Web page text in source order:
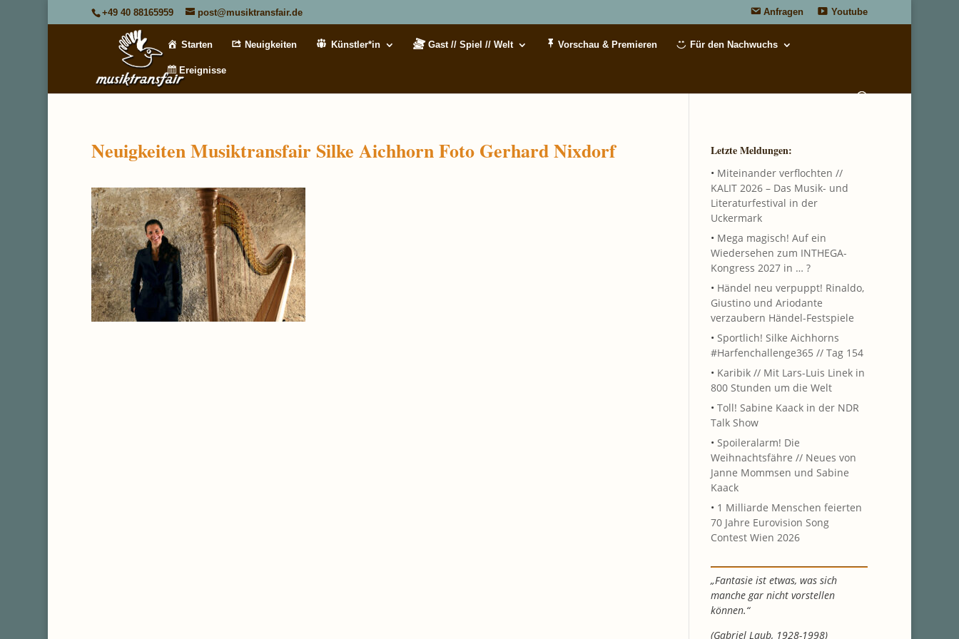
+49 40 88165959 post@musiktransfair.de Anfragen Youtube
Starten Neuigkeiten Künstler*in Gast // Spiel // Welt Vorschau & Premieren Für den Nachwuchs
Ereignisse
Neuigkeiten Musiktransfair Silke Aichhorn Foto Gerhard Nixdorf Letzte Meldungen:
• Miteinander verflochten //
KALIT 2026 – Das Musik- und
Literaturfestival in der
Uckermark
• Mega magisch! Auf ein
Wiedersehen zum INTHEGA-
Kongress 2027 in … ?
• Händel neu verpuppt! Rinaldo,
Giustino und Ariodante
verzaubern Händel-Festspiele
• Sportlich! Silke Aichhorns
#Harfenchallenge365 // Tag 154
• Karibik // Mit Lars-Luis Linek in
800 Stunden um die Welt
• Toll! Sabine Kaack in der NDR
Talk Show
• Spoileralarm! Die
Weihnachtsfähre // Neues von
Janne Mommsen und Sabine
Kaack
• 1 Milliarde Menschen feierten
70 Jahre Eurovision Song
Contest Wien 2026
„Fantasie ist etwas, was sich
manche gar nicht vorstellen
können.“
(Gabriel Laub, 1928-1998)